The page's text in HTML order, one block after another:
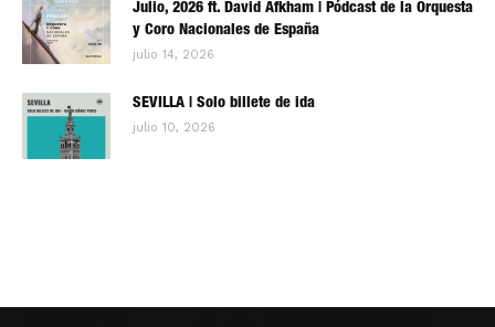
Julio, 2026 ft. David Afkham | Pódcast de la Orquesta
y Coro Nacionales de España
julio 14, 2026
SEVILLA | Solo billete de ida
julio 10, 2026